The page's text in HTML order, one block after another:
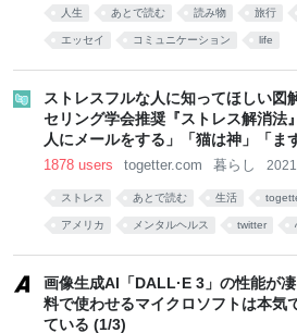
人生 あとで読む 読み物 旅行
エッセイ コミュニケーション life
ストレスフルな人に知ってほしい図
セリング学会推奨『ストレス解消
人にメールをする」「猫は神」「ま
1878 users togetter.com 暮らし
ストレス あとで読む 生活
アメリカ メンタルヘルス twitter
画像生成AI「DALL·E 3」の性能が
料で使わせるマイクロソフトは本気
ている (1/3)